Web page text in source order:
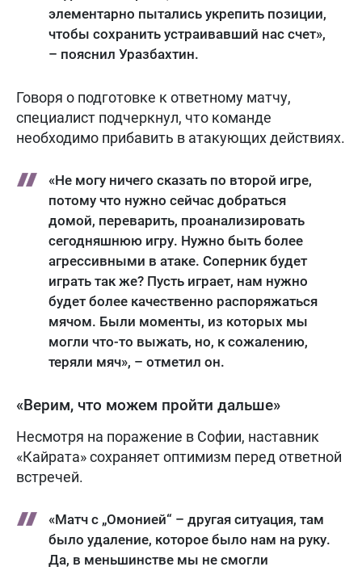
элементарно пытались укрепить позиции,
чтобы сохранить устраивавший нас счет»,
– пояснил Уразбахтин.
Говоря о подготовке к ответному матчу,
специалист подчеркнул, что команде
необходимо прибавить в атакующих действиях.
«Не могу ничего сказать по второй игре,
потому что нужно сейчас добраться
домой, переварить, проанализировать
сегодняшнюю игру. Нужно быть более
агрессивными в атаке. Соперник будет
играть так же? Пусть играет, нам нужно
будет более качественно распоряжаться
мячом. Были моменты, из которых мы
могли что-то выжать, но, к сожалению,
теряли мяч», – отметил он.
«Верим, что можем пройти дальше»
Несмотря на поражение в Софии, наставник
«Кайрата» сохраняет оптимизм перед ответной
встречей.
«Матч с „Омонией“ – другая ситуация, там
было удаление, которое было нам на руку.
Да, в меньшинстве мы не смогли